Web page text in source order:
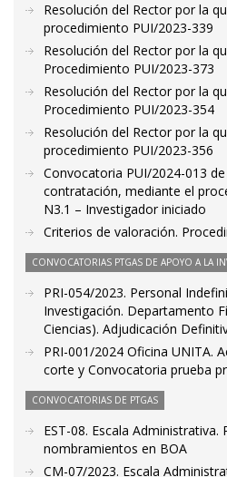
Resolución del Rector por la
procedimiento PUI/2023-339
Resolución del Rector por la
Procedimiento PUI/2023-373
Resolución del Rector por la
Procedimiento PUI/2023-354
Resolución del Rector por la
procedimiento PUI/2023-356
Convocatoria PUI/2024-013
contratación, mediante el
N3.1 – Investigador iniciado
Criterios de valoración.
CONVOCATORIAS PTGAS DE APOYO A LA
PRI-054/2023. Personal
Investigación. Departamento
Ciencias). Adjudicación
PRI-001/2024 Oficina UNITA.
corte y Convocatoria prueba
CONVOCATORIAS DE PTGAS
EST-08. Escala Administrativa.
nombramientos en BOA
CM-07/2023. Escala